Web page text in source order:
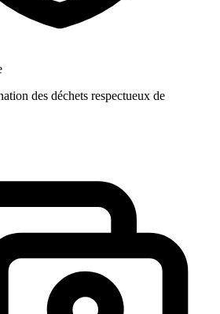
des déchets respectueux de